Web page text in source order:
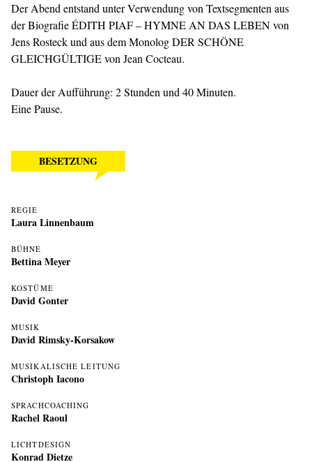
BESETZUNG
REGIE
Laura Linnenbaum
BÜHNE
Bettina Meyer
KOSTÜME
David Gonter
MUSIK
David Rimsky-Korsakow
MUSIKALISCHE LEITUNG
Christoph Iacono
SPRACHCOACHING
Rachel Raoul
LICHTDESIGN
Konrad Dietze
Der Abend entstand unter Verwendung von Textsegmenten aus
der Biografie ÉDITH PIAF – HYMNE AN DAS LEBEN von
Jens Rosteck und aus dem Monolog DER SCHÖNE
GLEICHGÜLTIGE von Jean Cocteau.
Dauer der Aufführung: 2 Stunden und 40 Minuten.
Eine Pause.